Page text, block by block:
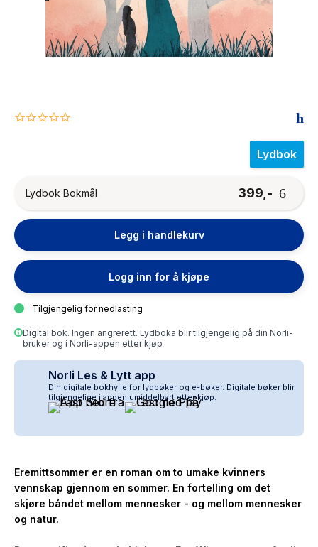
0.0
Lydbok
Lydbok Bokmål 399,-
Legg i handlekurv
Logg inn for å kjøpe
Tilgjengelig for nedlasting
Digital bok. Ingen angrerett. Lydboka blir tilgjengelig på din Norli-
bruker og i Norli-appen etter kjøp
Norli Les & Lytt app
Din digitale bokhylle for lydbøker og e-bøker. Digitale bøker blir
tilgjengelige i appen umiddelbart etter kjøp.
Eremittsommer er en roman om to umake kvinners
vennskap gjennom en sommer. En fortelling om det
skjøre båndet mellom mennesker - og mellom mennesker
og natur.